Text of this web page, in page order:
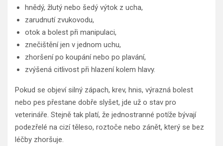
hnědý, žlutý nebo šedý výtok z ucha,
zarudnutí zvukovodu,
otok a bolest při manipulaci,
znečištění jen v jednom uchu,
zhoršení po koupání nebo po plavání,
zvýšená citlivost při hlazení kolem hlavy.
Pokud se objeví silný zápach, krev, hnis, výrazná bolest
nebo pes přestane dobře slyšet, jde už o stav pro
veterináře. Stejně tak platí, že jednostranné potíže bývají
podezřelé na cizí těleso, roztoče nebo zánět, který se bez
léčby zhoršuje.